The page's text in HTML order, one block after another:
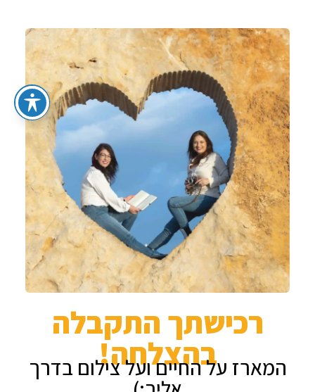
רכישתך התקבלה
בהצלחה!
המארז על החיים ועל צילום בדרך